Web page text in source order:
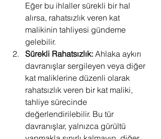
Eğer bu ihlaller sürekli bir hal
alırsa, rahatsızlık veren kat
malikinin tahliyesi gündeme
gelebilir.
Sürekli Rahatsızlık: Ahlaka aykırı
davranışlar sergileyen veya diğer
kat maliklerine düzenli olarak
rahatsızlık veren bir kat maliki,
tahliye sürecinde
değerlendirilebilir. Bu tür
davranışlar, yalnızca gürültü